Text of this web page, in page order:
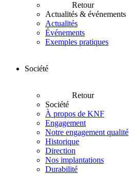
Retour
Actualités & événements
Actualités
Événements
Exemples pratiques
Société
Retour
Société
À propos de KNF
Engagement
Notre engagement qualité
Historique
Direction
Nos implantations
Durabilité